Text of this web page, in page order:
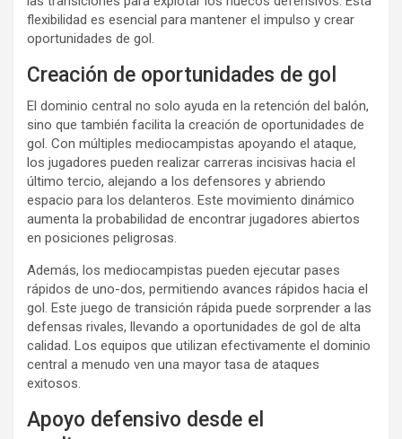
flexibilidad es esencial para mantener el impulso y crear
oportunidades de gol.
Creación de oportunidades de gol
El dominio central no solo ayuda en la retención del balón,
sino que también facilita la creación de oportunidades de
gol. Con múltiples mediocampistas apoyando el ataque,
los jugadores pueden realizar carreras incisivas hacia el
último tercio, alejando a los defensores y abriendo
espacio para los delanteros. Este movimiento dinámico
aumenta la probabilidad de encontrar jugadores abiertos
en posiciones peligrosas.
Además, los mediocampistas pueden ejecutar pases
rápidos de uno-dos, permitiendo avances rápidos hacia el
gol. Este juego de transición rápida puede sorprender a las
defensas rivales, llevando a oportunidades de gol de alta
calidad. Los equipos que utilizan efectivamente el dominio
central a menudo ven una mayor tasa de ataques
exitosos.
Apoyo defensivo desde el